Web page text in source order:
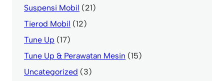
Suspensi Mobil (21)
Tierod Mobil (12)
Tune Up (17)
Tune Up & Perawatan Mesin (15)
Uncategorized (3)